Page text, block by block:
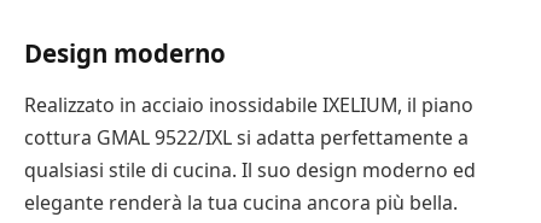
Design moderno
Realizzato in acciaio inossidabile IXELIUM, il piano
cottura GMAL 9522/IXL si adatta perfettamente a
qualsiasi stile di cucina. Il suo design moderno ed
elegante renderà la tua cucina ancora più bella.